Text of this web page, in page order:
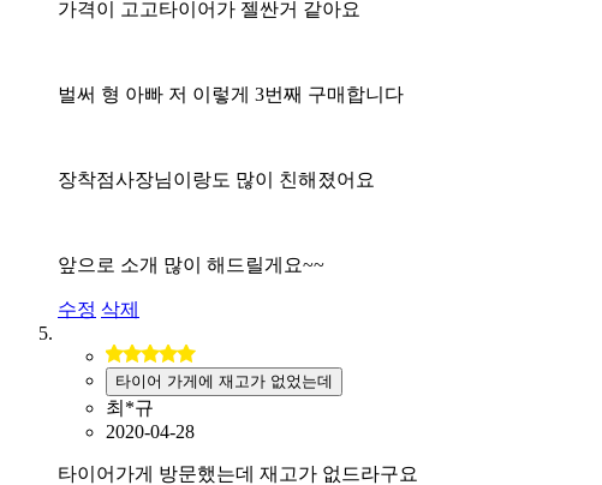
가격이 고고타이어가 젤싼거 같아요
벌써 형 아빠 저 이렇게 3번째 구매합니다
장착점사장님이랑도 많이 친해졌어요
앞으로 소개 많이 해드릴게요~~
수정 삭제
타이어 가게에 재고가 없었는데
최*규
2020-04-28
타이어가게 방문했는데 재고가 없드라구요